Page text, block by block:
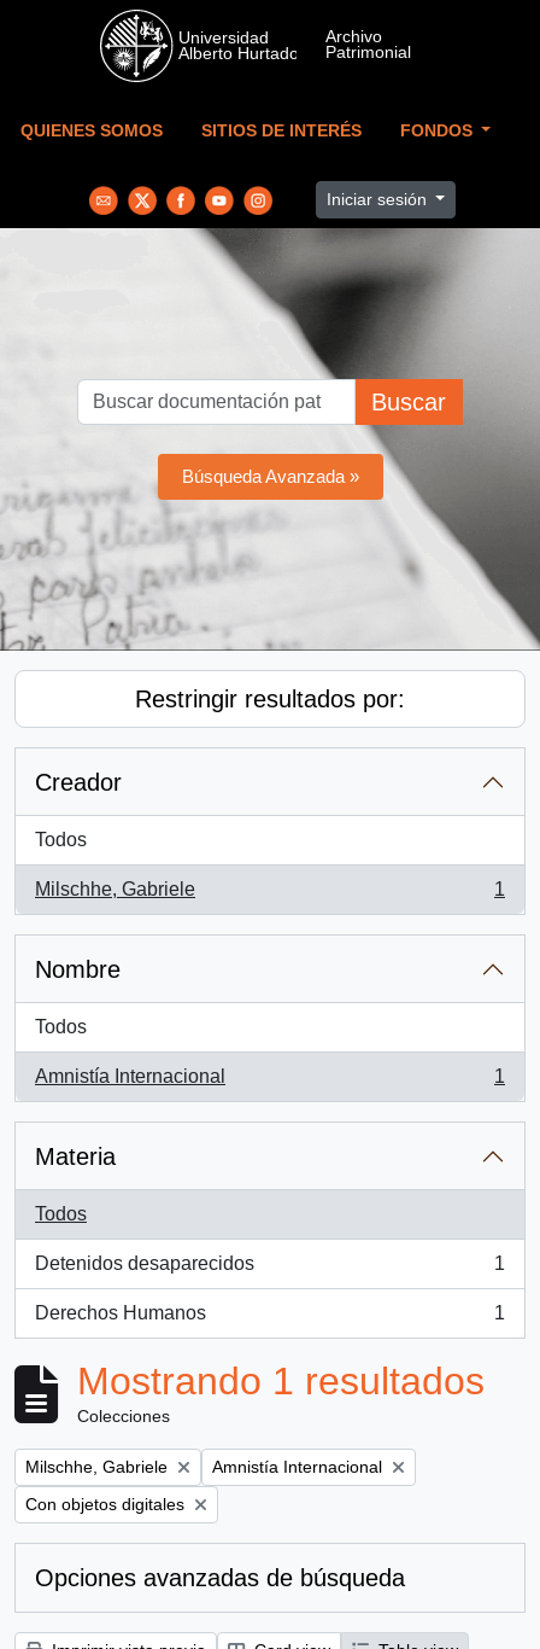
Skip to main content
QUIENES SOMOS SITIOS DE INTERÉS FONDOS
Iniciar sesión
Buscar
Búsqueda Avanzada »
Restringir resultados por:
Creador
Todos
Milschhe, Gabriele
, 1 resultados
1
Nombre
Todos
Amnistía Internacional
, 1 resultados
1
Materia
Todos
Detenidos desaparecidos
, 1 resultados
1
Derechos Humanos
, 1 resultados
1
Mostrando 1 resultados
Colecciones
Remove filter:
Milschhe, Gabriele Remove filter:
Amnistía Internacional
Remove filter:
Con objetos digitales
Opciones avanzadas de búsqueda